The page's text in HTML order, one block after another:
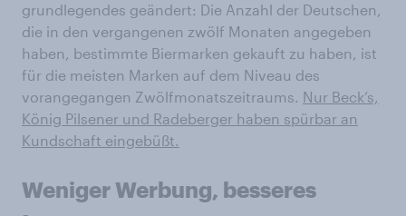
grundlegendes geändert: Die Anzahl der Deutschen,
die in den vergangenen zwölf Monaten angegeben
haben, bestimmte Biermarken gekauft zu haben, ist
für die meisten Marken auf dem Niveau des
vorangegangen Zwölfmonatszeitraums. Nur Beck’s,
König Pilsener und Radeberger haben spürbar an
Kundschaft eingebüßt.
Weniger Werbung, besseres